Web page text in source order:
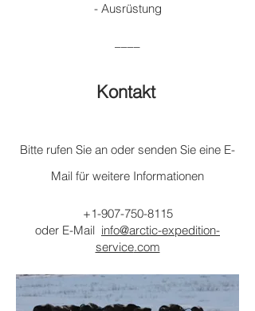
- Ausrüstung
Kontakt​
Bitte rufen Sie an oder senden Sie eine E-
Mail für weitere Informationen
+1-907-750-8115
oder E-Mail info@arctic-expedition-
service.com